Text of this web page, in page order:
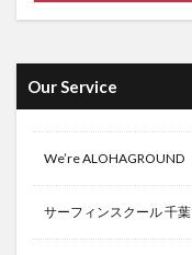
Our Service
We’re ALOHAGROUND
サーフィンスクール 千葉